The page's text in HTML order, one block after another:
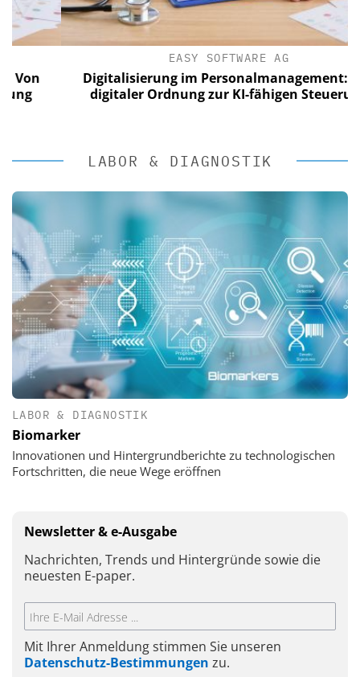
EASY SOFTWARE AG
Digitalisierung im Personalmanagement: Von
digitaler Ordnung zur KI-fähigen Steuerung
LABOR & DIAGNOSTIK
LABOR & DIAGNOSTIK
Biomarker
Innovationen und Hintergrundberichte zu technologischen
Fortschritten, die neue Wege eröffnen
Newsletter & e-Ausgabe
Nachrichten, Trends und Hintergründe sowie die
neuesten E-paper.
Mit Ihrer Anmeldung stimmen Sie unseren
Datenschutz-Bestimmungen zu.